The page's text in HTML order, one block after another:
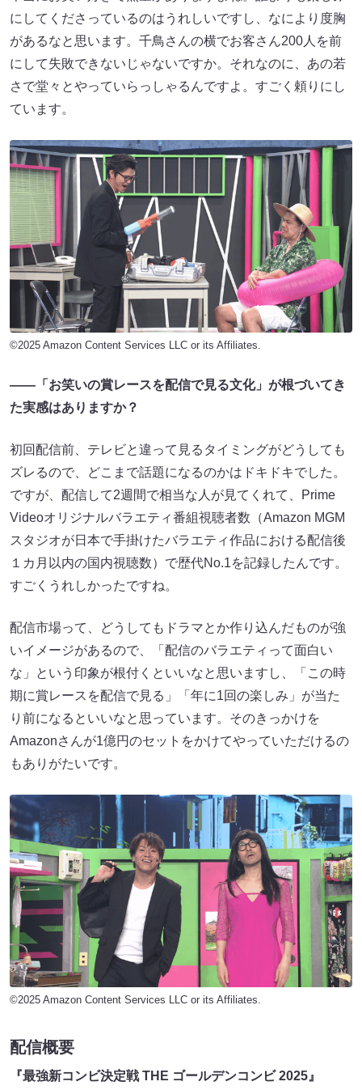
にしてくださっているのはうれしいですし、なにより度胸
があるなと思います。千鳥さんの横でお客さん200人を前
にして失敗できないじゃないですか。それなのに、あの若
さで堂々とやっていらっしゃるんですよ。すごく頼りにし
ています。
©2025 Amazon Content Services LLC or its Affiliates.
―― 「お笑いの賞レースを配信で見る文化」が根づいてき
た実感はありますか？
初回配信前、テレビと違って見るタイミングがどうしても
ズレるので、どこまで話題になるのかはドキドキでした。
ですが、配信して2週間で相当な人が見てくれて、Prime
Videoオリジナルバラエティ番組視聴者数（Amazon MGM
スタジオが日本で手掛けたバラエティ作品における配信後
１カ月以内の国内視聴数）で歴代No.1を記録したんです。
すごくうれしかったですね。
配信市場って、どうしてもドラマとか作り込んだものが強
いイメージがあるので、「配信のバラエティって面白い
な」という印象が根付くといいなと思いますし、「この時
期に賞レースを配信で見る」「年に1回の楽しみ」が当た
り前になるといいなと思っています。そのきっかけを
Amazonさんが1億円のセットをかけてやっていただけるの
もありがたいです。
©2025 Amazon Content Services LLC or its Affiliates.
配信概要
『最強新コンビ決定戦 THE ゴールデンコンビ 2025』